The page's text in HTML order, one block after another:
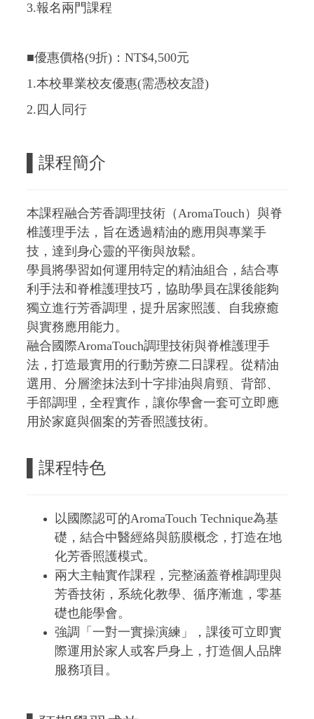
3.報名兩門課程
■優惠價格(9折)：NT$4,500元
1.本校畢業校友優惠(需憑校友證)
2.四人同行
▌課程簡介
本課程融合芳香調理技術（AromaTouch）與脊
椎護理手法，旨在透過精油的應用與專業手
技，達到身心靈的平衡與放鬆。
學員將學習如何運用特定的精油組合，結合專
利手法和脊椎護理技巧，協助學員在課後能夠
獨立進行芳香調理，提升居家照護、自我療癒
與實務應用能力。
融合國際AromaTouch調理技術與脊椎護理手
法，打造最實用的行動芳療二日課程。從精油
選用、分層塗抹法到十字排油與肩頸、背部、
手部調理，全程實作，讓你學會一套可立即應
用於家庭與個案的芳香照護技術。
▌課程特色
以國際認可的AromaTouch Technique為基
礎，結合中醫經絡與筋膜概念，打造在地
化芳香照護模式。
兩大主軸實作課程，完整涵蓋脊椎調理與
芳香技術，系統化教學、循序漸進，零基
礎也能學會。
強調「一對一實操演練」，課後可立即實
際運用於家人或客戶身上，打造個人品牌
服務項目。